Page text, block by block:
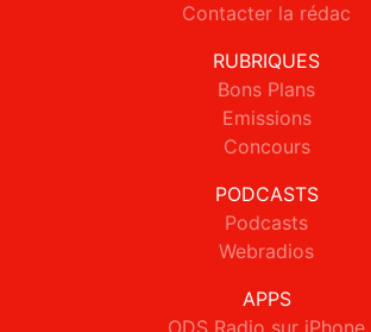
Contacter la rédac
RUBRIQUES
Bons Plans
Emissions
Concours
PODCASTS
Podcasts
Webradios
APPS